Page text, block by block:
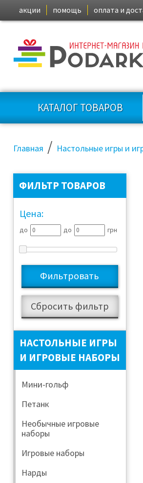
акции помощь оплата и
КАТАЛОГ ТОВАРОВ
Главная / Настольные игры и
ФИЛЬТР ТОВАРОВ
Цена:
до до грн
НАСТОЛЬНЫЕ ИГРЫ
И ИГРОВЫЕ НАБОРЫ
Мини-гольф
Петанк
Необычные игровые
наборы
Игровые наборы
Нарды